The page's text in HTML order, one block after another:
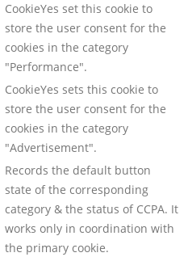
CookieYes set this cookie to
store the user consent for the
cookies in the category
"Performance".
CookieYes sets this cookie to
store the user consent for the
cookies in the category
"Advertisement".
Records the default button
state of the corresponding
category & the status of CCPA. It
works only in coordination with
the primary cookie.